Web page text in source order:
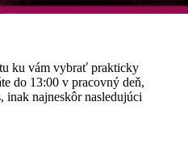
ku vám vybrať prakticky
do 13:00 v pracovný deň,
inak najneskôr nasledujúci